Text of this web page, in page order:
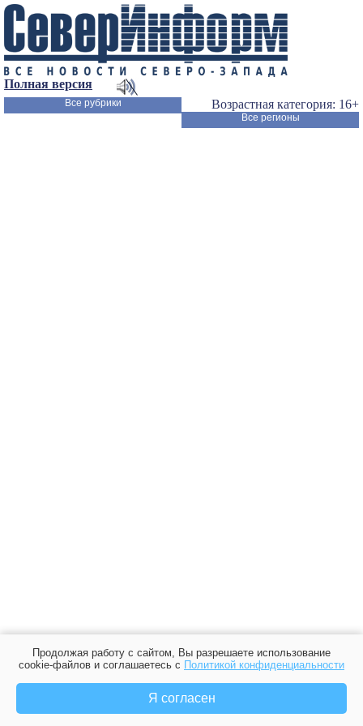
Полная версия
Возрастная категория: 16+
Все рубрики
Все регионы
Продолжая работу с сайтом, Вы разрешаете использование
cookie-файлов и соглашаетесь с Политикой конфиденциальности
Я согласен